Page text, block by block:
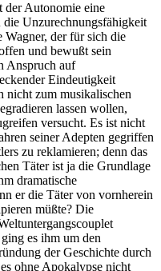
der Autonomie eine
Unzurechnungsfähigkeit
Wagner, der für sich die
und bewußt sein
Anspruch auf
Eindeutigkeit
nicht zum musikalischen
lassen wollen,
versucht. Es ist nicht
seiner Adepten gegriffen
zu reklamieren; denn das
Täter ist ja die Grundlage
dramatische
er die Täter von vornherein
müßte? Die
es ihm um den
der Geschichte durch
ohne Apokalypse nicht